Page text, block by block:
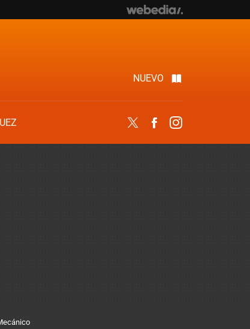
NUEVO
Twitter Facebook